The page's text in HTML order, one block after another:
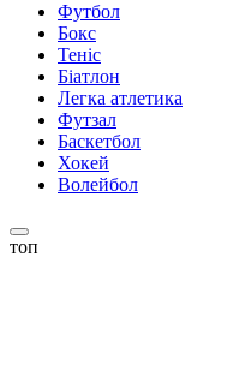
Футбол
Бокс
Теніс
Біатлон
Легка атлетика
Футзал
Баскетбол
Хокей
Волейбол
топ